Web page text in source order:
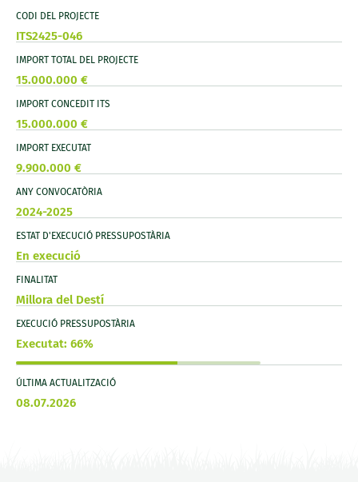
CODI DEL PROJECTE
ITS2425-046
IMPORT TOTAL DEL PROJECTE
15.000.000 €
IMPORT CONCEDIT ITS
15.000.000 €
IMPORT EXECUTAT
9.900.000 €
ANY CONVOCATÒRIA
2024-2025
ESTAT D'EXECUCIÓ PRESSUPOSTÀRIA
En execució
FINALITAT
Millora del Destí
EXECUCIÓ PRESSUPOSTÀRIA
Executat: 66%
ÚLTIMA ACTUALITZACIÓ
08.07.2026